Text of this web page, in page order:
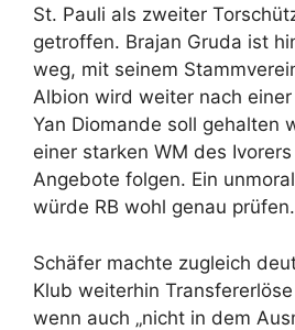
St. Pauli als zweiter
getroffen. Brajan Gruda ist
weg, mit seinem
Albion wird weiter nach
Yan Diomande soll gehalten
einer starken WM des
Angebote folgen. Ein
würde RB wohl genau prüfen.
Schäfer machte zugleich
Klub weiterhin
wenn auch „nicht in dem